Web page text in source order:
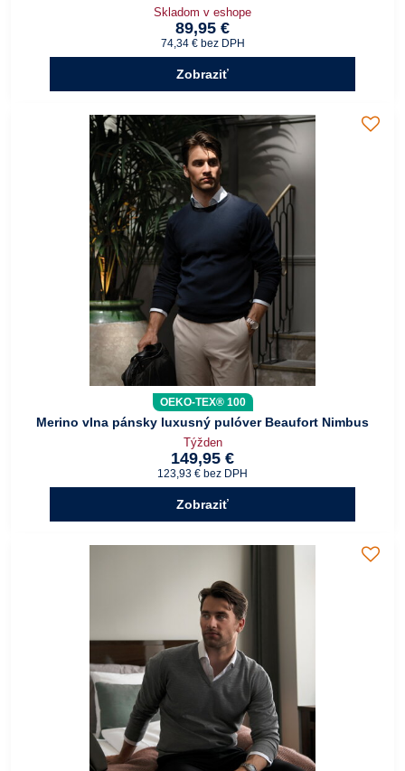
Skladom v eshope
89,95 €
74,34 € bez DPH
Zobraziť
OEKO-TEX® 100
Merino vlna pánsky luxusný pulóver Beaufort Nimbus
Týžden
149,95 €
123,93 € bez DPH
Zobraziť